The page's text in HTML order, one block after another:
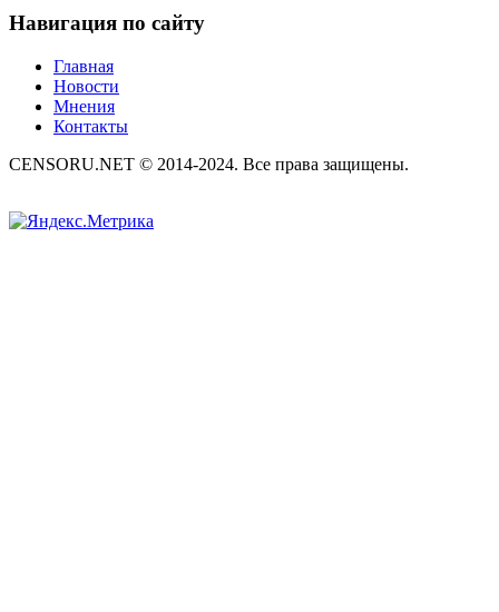
Навигация по сайту
Главная
Новости
Мнения
Контакты
CENSORU.NET © 2014-2024. Все права защищены.